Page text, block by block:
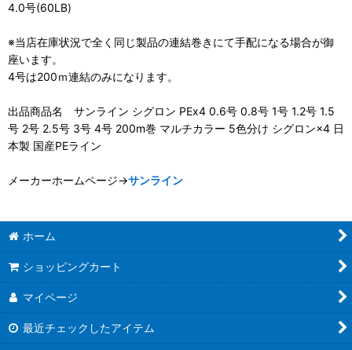
4.0号(60LB)
※当店在庫状況で全く同じ製品の連結巻きにて手配になる場合が御
座います。
4号は200ｍ連結のみになります。
出品商品名 サンライン シグロン PEx4 0.6号 0.8号 1号 1.2号 1.5
号 2号 2.5号 3号 4号 200m巻 マルチカラー 5色分け シグロン×4 日
本製 国産PEライン
メーカーホームページ→サンライン
ホーム
ショッピングカート
マイページ
最近チェックしたアイテム